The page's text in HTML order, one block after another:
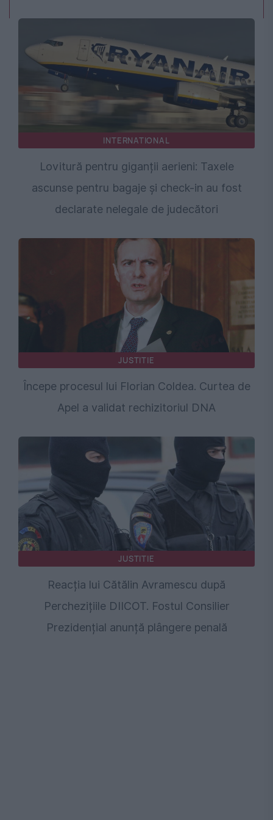
INTERNATIONAL
Lovitură pentru giganții aerieni: Taxele
ascunse pentru bagaje și check-in au fost
declarate nelegale de judecători
JUSTITIE
Începe procesul lui Florian Coldea. Curtea de
Apel a validat rechizitoriul DNA
JUSTITIE
Reacția lui Cătălin Avramescu după
Perchezițiile DIICOT. Fostul Consilier
Prezidențial anunță plângere penală